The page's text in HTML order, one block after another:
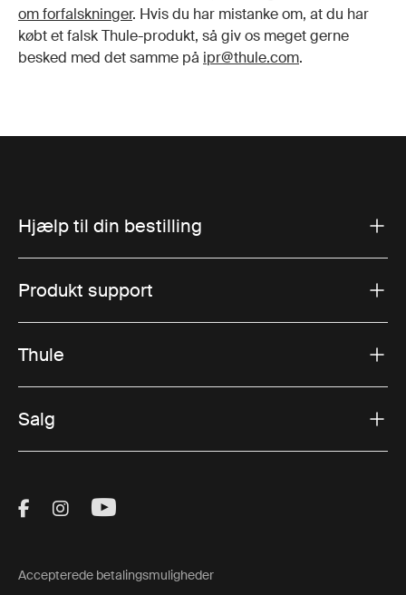
om forfalskninger. Hvis du har mistanke om, at du har
købt et falsk Thule-produkt, så giv os meget gerne
besked med det samme på ipr@thule.com.
Hjælp til din bestilling
Produkt support
Thule
Salg
Visit Thule on Facebook (external link)
Visit Thule on Instagram (external link)
Visit Thule on Youtube (external
Accepterede betalingsmuligheder